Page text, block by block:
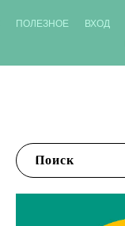
ПОЛЕЗНОЕ ВХОД